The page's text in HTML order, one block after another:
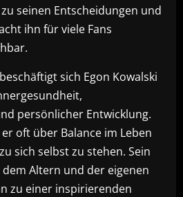
seinen Entscheidungen und
ihn für viele Fans
sich Egon Kowalski
persönlicher Entwicklung.
oft über Balance im Leben
sich selbst zu stehen. Sein
Altern und der eigenen
zu einer inspirierenden